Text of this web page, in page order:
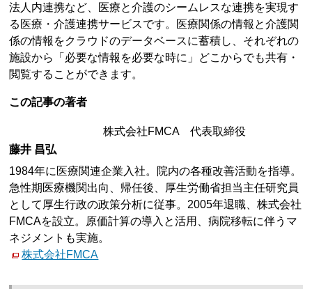
法人内連携など、医療と介護のシームレスな連携を実現す
る医療・介護連携サービスです。医療関係の情報と介護関
係の情報をクラウドのデータベースに蓄積し、それぞれの
施設から「必要な情報を必要な時に」どこからでも共有・
閲覧することができます。
この記事の著者
株式会社FMCA 代表取締役
藤井 昌弘
1984年に医療関連企業入社。院内の各種改善活動を指導。
急性期医療機関出向、帰任後、厚生労働省担当主任研究員
として厚生行政の政策分析に従事。2005年退職、株式会社
FMCAを設立。原価計算の導入と活用、病院移転に伴うマ
ネジメントも実施。
株式会社FMCA